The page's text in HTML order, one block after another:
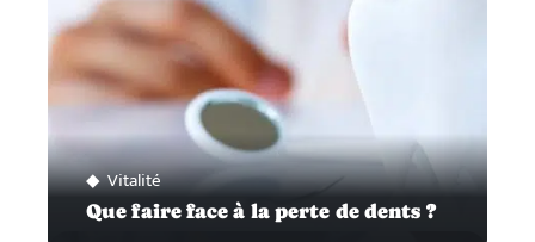
Vitalité
Que faire face à la perte de dents ?